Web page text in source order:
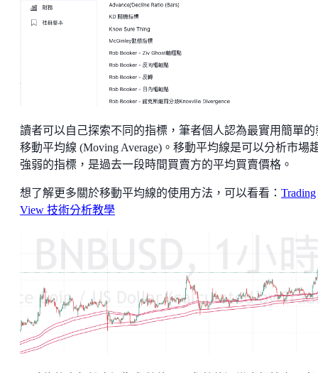
讀者可以自己探索不同的指標，筆者個人認為最實用簡單的
移動平均線 (Moving Average)。移動平均線是可以分析市場
強弱的指標，是過去一段時間買賣方的平均買賣價格。
想了解更多關於移動平均線的使用方法，可以看看： Trading
View 技術分析教學